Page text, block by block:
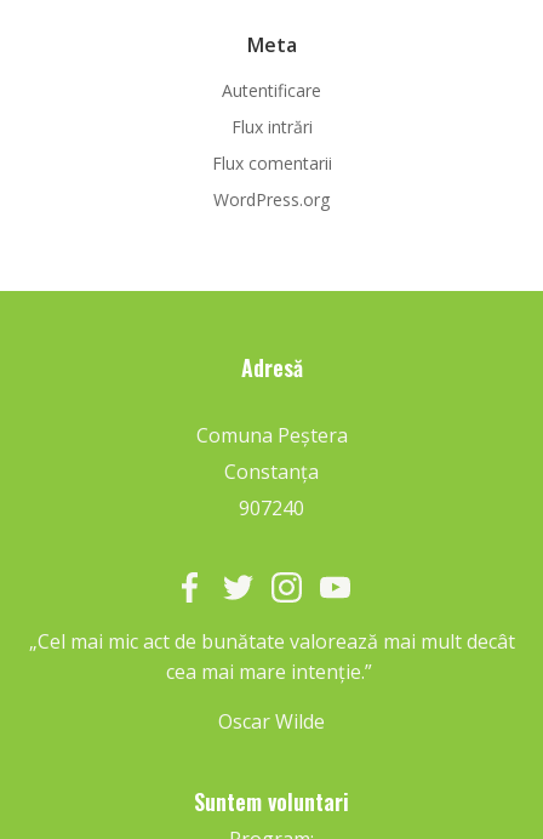
Meta
Autentificare
Flux intrări
Flux comentarii
WordPress.org
Adresă
Comuna Peștera
Constanța
907240
„Cel mai mic act de bunătate valorează mai mult decât
cea mai mare intenție.”
Oscar Wilde
Suntem voluntari